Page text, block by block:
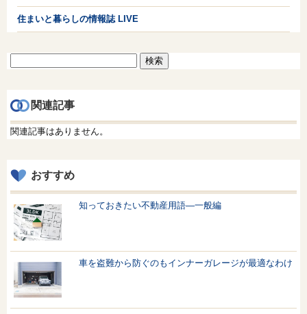
住まいと暮らしの情報誌 LIVE
関連記事
関連記事はありません。
おすすめ
知っておきたい不動産用語—一般編
車を盗難から防ぐのもインナーガレージが最適なわけ